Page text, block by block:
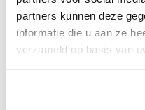
partners kunnen deze
informatie die u aan ze
verzameld op basis van
*
E-